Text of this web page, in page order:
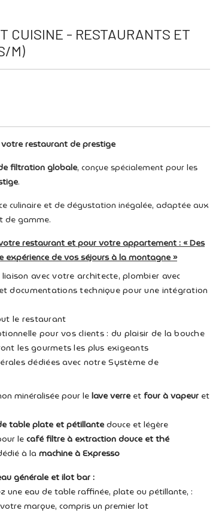
CUISINE - RESTAURANTS ET
M)
restaurant de prestige
filtration globale, conçue spécialement pour les
.
culinaire et de dégustation inégalée, adaptée aux
de gamme.
restaurant et pour votre appartement : « Des
de vos séjours à la montagne »
avec votre architecte, plombier avec
documentations technique pour une intégration
le restaurant
pour vos clients : du plaisir de la bouche
les gourmets les plus exigeants
dédiées avec notre Système de
minéralisée pour lelave verre et four à vapeur et
table plate et pétillantedouce et légère
lecafé filtre à extraction douce et thé
à la machine à Expresso
générale et ilot bar :
une eau de table raffinée, plate ou pétillante, :
marque, compris un premier lot